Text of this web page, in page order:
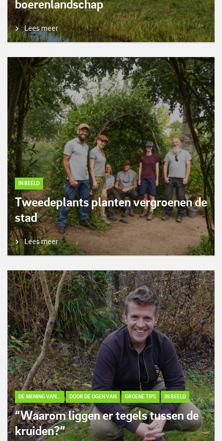
boerenlandschap
Lees meer
IN BEELD
Tweedeplants planten vergroenen de
stad
Lees meer
DE MENING VAN... DOOR DE OGEN VAN GROENE TIPS IN BEELD
“Waarom liggen er tegels tussen de
kruiden?”